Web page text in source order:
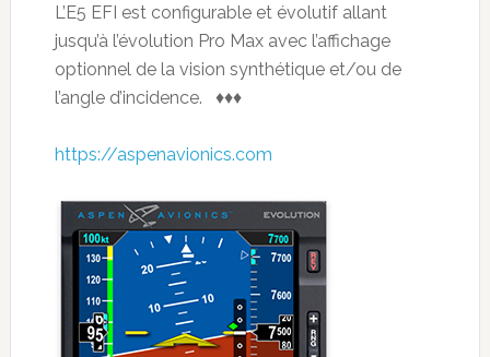
L’E5 EFI est configurable et évolutif allant
jusqu’à l’évolution Pro Max avec l’affichage
optionnel de la vision synthétique et/ou de
l’angle d’incidence. ♦♦♦
https://aspenavionics.com